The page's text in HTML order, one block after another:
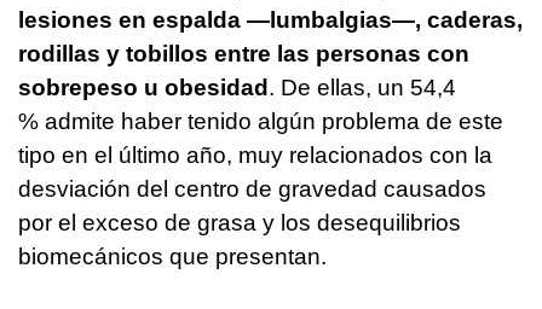
lesiones en espalda —lumbalgias—, caderas,
rodillas y tobillos entre las personas con
sobrepeso u obesidad. De ellas, un 54,4
% admite haber tenido algún problema de este
tipo en el último año, muy relacionados con la
desviación del centro de gravedad causados
por el exceso de grasa y los desequilibrios
biomecánicos que presentan.